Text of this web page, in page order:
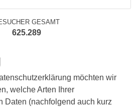
GESAMT
625.289
möchten wir
welche Arten Ihrer
Daten (nachfolgend auch kurz